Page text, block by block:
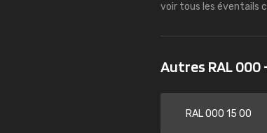
voir tous les éventails
Autres RAL 000
RAL 000 15 00